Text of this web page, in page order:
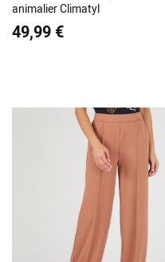
animalier Climatyl
49,99 €